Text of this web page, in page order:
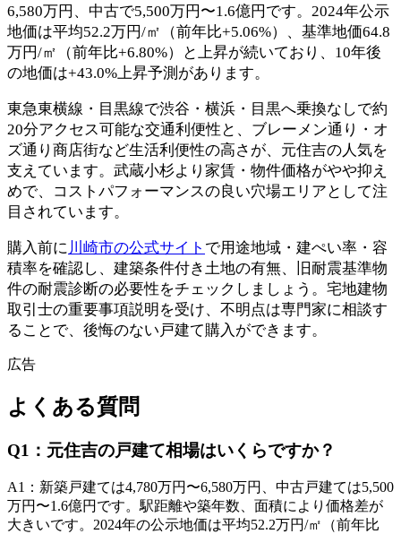
6,580万円、中古で5,500万円〜1.6億円です。2024年公示
地価は平均52.2万円/㎡（前年比+5.06%）、基準地価64.8
万円/㎡（前年比+6.80%）と上昇が続いており、10年後
の地価は+43.0%上昇予測があります。
東急東横線・目黒線で渋谷・横浜・目黒へ乗換なしで約
20分アクセス可能な交通利便性と、ブレーメン通り・オ
ズ通り商店街など生活利便性の高さが、元住吉の人気を
支えています。武蔵小杉より家賃・物件価格がやや抑え
めで、コストパフォーマンスの良い穴場エリアとして注
目されています。
購入前に 川崎市の公式サイト で用途地域・建ぺい率・容
積率を確認し、建築条件付き土地の有無、旧耐震基準物
件の耐震診断の必要性をチェックしましょう。宅地建物
取引士の重要事項説明を受け、不明点は専門家に相談す
ることで、後悔のない戸建て購入ができます。
広告
よくある質問
Q1 ： 元住吉の戸建て相場はいくらですか？
A1 ： 新築戸建ては4,780万円〜6,580万円、中古戸建ては5,500
万円〜1.6億円です。駅距離や築年数、面積により価格差が
大きいです。2024年の公示地価は平均52.2万円/㎡（前年比